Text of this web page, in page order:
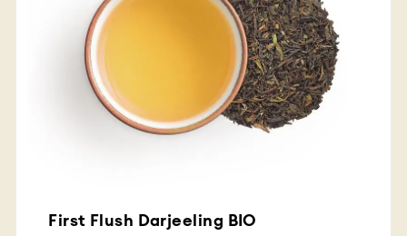
First Flush Darjeeling BIO